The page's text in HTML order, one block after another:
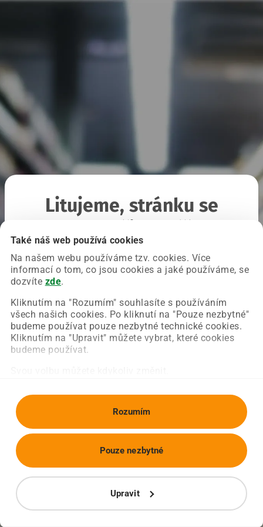
Také náš web používá cookies
Na našem webu používáme tzv. cookies. Více
informací o tom, co jsou cookies a jaké používáme, se
dozvíte zde.
Kliknutím na "Rozumím" souhlasíte s používáním
všech našich cookies. Po kliknutí na "Pouze nezbytné"
budeme používat pouze nezbytné technické cookies.
Kliknutím na "Upravit" můžete vybrat, které cookies
budeme používat.
Rozumím
Upravit
Pouze nezbytné
Litujeme, stránku se
Chyba nastala na naší straně a už ji opravujeme.
Zkuste prosím znovu načíst požadovanou stránku.
Obnovit stránku Úvodní strana